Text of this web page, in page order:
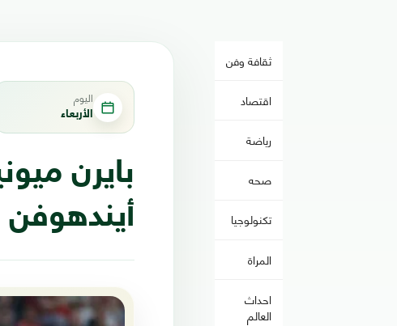
ثقافة وفن
اقتصاد
رياضة
صحه
تكنولوجيا
المراة
احداث
العالم
اليوم
الأربعاء
بايرن
أيندهوفن